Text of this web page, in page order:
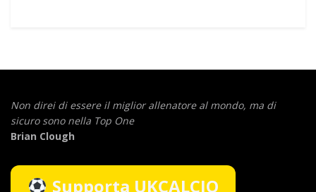
Non direi di essere il miglior allenatore al mondo, ma di
sicuro sono nella Top One
Brian Clough
Supporta UKCALCIO